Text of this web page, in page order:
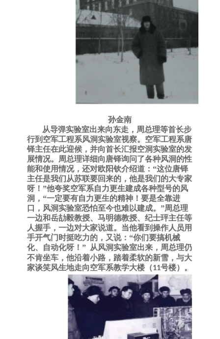
孙金南
从导弹实验室出来向东走，周总理等首长步
行到空军工程系风洞实验室视察。空军工程系唐
铎主任在此迎候，并向首长汇报空洞实验室的发
展情况。周总理详细向唐铎询问了各种风洞的性
能和使用情况，还对欧阳钦介绍道： “这位唐铎
主任是我们从苏联要回来的，他是我们的大专家
呀！”他夸奖空军系自力更生建成各种型号的风
洞，“一定要有自力更生的精神！要是全靠进
口，风洞实验室恐怕至今也难以建成。”周总理
一边和岳劼毅教授、马明德教授、纪士玶主任等
人握手，一边对大家说道。当他看到操作人员用
手开气门时挺吃力的，又说：“你们要搞机械
化、自动化呀！” 从风洞实验室出来，周总理仍
不肯坐车，他沿着小路，踏着柔软的新雪，与大
家谈笑风生地走向空军系教学大楼（11号楼）。